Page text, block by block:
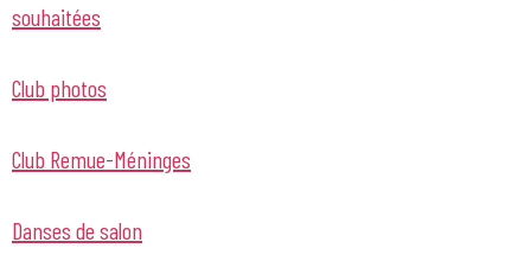
souhaitées
Club photos
Club Remue-Méninges
Danses de salon